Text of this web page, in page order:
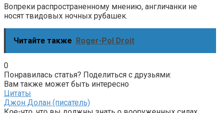
Вопреки распространенному мнению, англичанки не
носят твидовых ночных рубашек.
Читайте также Roger-Pol Droit
0
Понравилась статья? Поделиться с друзьями:
Вам также может быть интересно
Цитаты
Джон Долан (писатель)